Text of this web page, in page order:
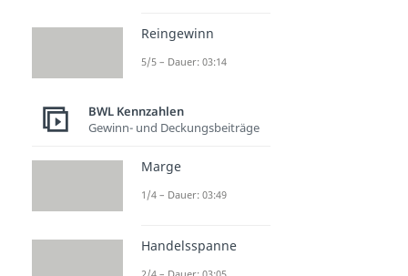
Reingewinn
5/5 – Dauer: 03:14
BWL Kennzahlen
Gewinn- und Deckungsbeiträge
Marge
1/4 – Dauer: 03:49
Handelsspanne